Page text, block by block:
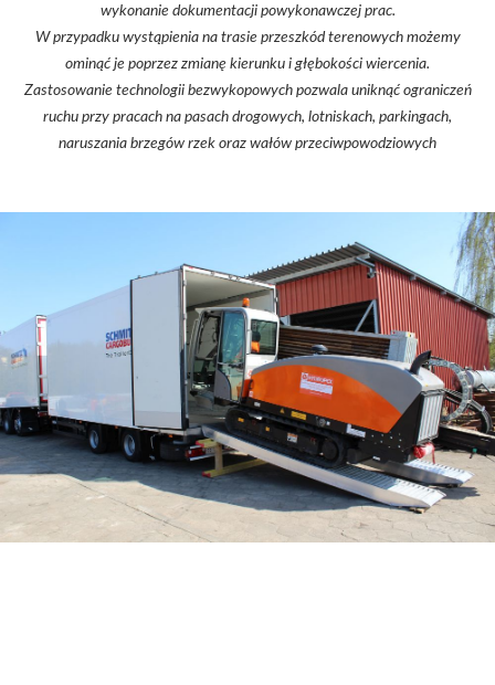
wykonanie dokumentacji powykonawczej prac.
W przypadku wystąpienia na trasie przeszkód terenowych możemy
ominąć je poprzez zmianę kierunku i głębokości wiercenia.
Zastosowanie technologii bezwykopowych pozwala uniknąć ograniczeń
ruchu przy pracach na pasach drogowych, lotniskach, parkingach,
naruszania brzegów rzek oraz wałów przeciwpowodziowych